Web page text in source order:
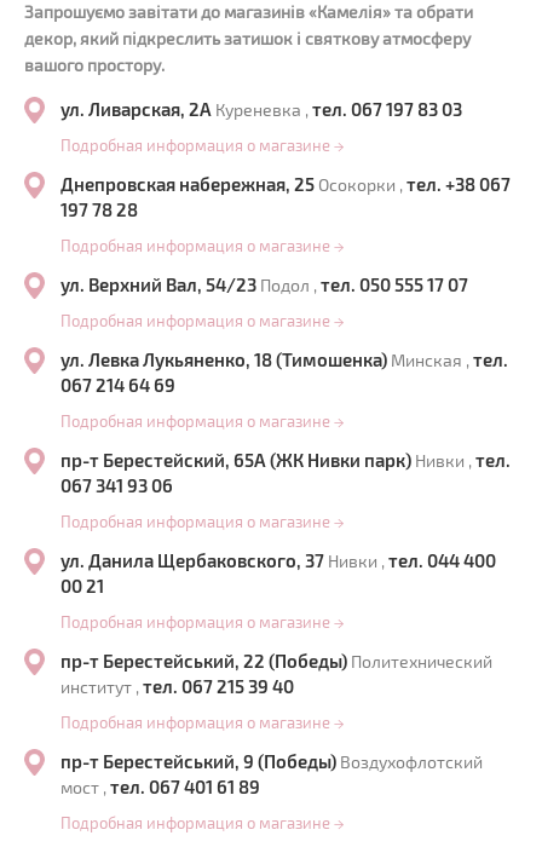
Запрошуємо завітати до магазинів «Камелія» та обрати
декор, який підкреслить затишок і святкову атмосферу
вашого простору.
ул. Ливарская, 2А Куреневка , тел. 067 197 83 03
Подробная информация о магазине →
Днепровская набережная, 25 Осокорки , тел. +38 067
197 78 28
Подробная информация о магазине →
ул. Верхний Вал, 54/23 Подол , тел. 050 555 17 07
Подробная информация о магазине →
ул. Левка Лукьяненко, 18 (Тимошенка) Минская , тел.
067 214 64 69
Подробная информация о магазине →
пр-т Берестейский, 65А (ЖК Нивки парк) Нивки , тел.
067 341 93 06
Подробная информация о магазине →
ул. Данила Щербаковского, 37 Нивки , тел. 044 400
00 21
Подробная информация о магазине →
пр-т Берестейський, 22 (Победы) Политехнический
институт , тел. 067 215 39 40
Подробная информация о магазине →
пр-т Берестейський, 9 (Победы) Воздухофлотский
мост , тел. 067 401 61 89
Подробная информация о магазине →